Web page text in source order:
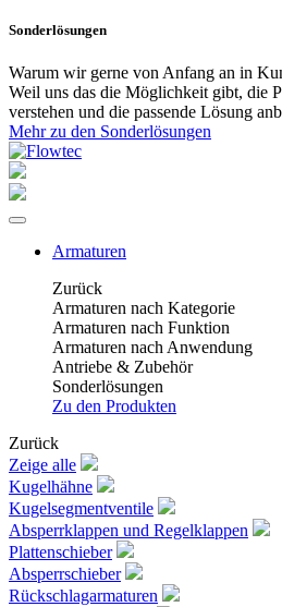
Sonderlösungen
Warum wir gerne von Anfang an in
Weil uns das die Möglichkeit gibt, die
verstehen und die passende Lösung
Mehr zu den Sonderlösungen
Armaturen
Zurück
Armaturen nach Kategorie
Armaturen nach Funktion
Armaturen nach Anwendung
Antriebe & Zubehör
Sonderlösungen
Zu den Produkten
Zurück
Zeige alle
Kugelhähne
Kugelsegmentventile
Absperrklappen und Regelklappen
Plattenschieber
Absperrschieber
Rückschlagarmaturen